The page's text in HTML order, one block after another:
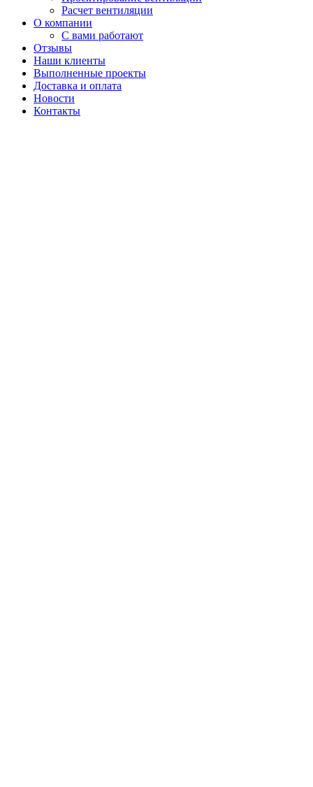
Расчет вентиляции
О компании
С вами работают
Отзывы
Наши клиенты
Выполненные проекты
Доставка и оплата
Новости
Контакты